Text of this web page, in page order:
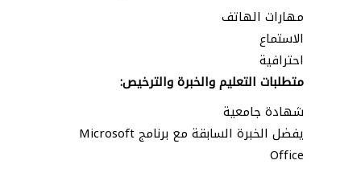
مهارات الهاتف
الاستماع
احترافية
متطلبات التعليم والخبرة والترخيص:
شهادة جامعية
يفضل الخبرة السابقة مع برنامج Microsoft
Office